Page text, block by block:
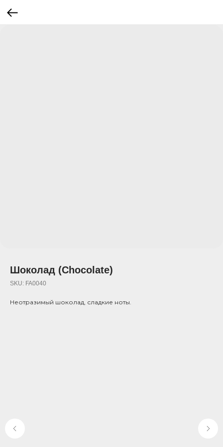
Шоколад (Chocolate)
SKU: FA0040
Неотразимый шоколад, сладкие ноты.